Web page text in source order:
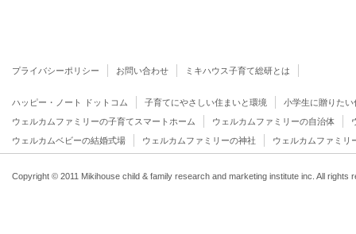
プライバシーポリシー お問い合わせ ミキハウス子育て総研とは
ハッピー・ノート ドットコム 子育てにやさしい住まいと環境
小学生に贈りた
ウェルカムファミリーの子育てスマートホーム
ウェルカムファミリーの自治体
ウェルカムベビーの結婚式場
ウェルカムファミリーの神社 ウェルカムファミリ
Copyright © 2011 Mikihouse child & family research and marketing institute inc. All rights